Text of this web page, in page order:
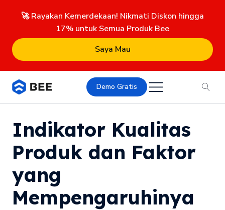
🚀 Rayakan Kemerdekaan! Nikmati Diskon hingga
17% untuk Semua Produk Bee
Saya Mau
Demo Gratis
Indikator Kualitas
Produk dan Faktor
yang
Mempengaruhinya